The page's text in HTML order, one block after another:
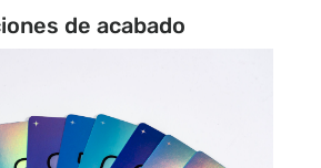
de acabado